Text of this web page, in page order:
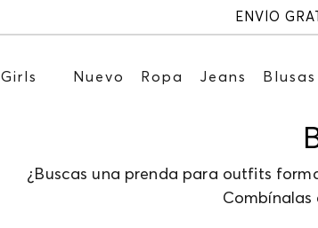
ENVÍO
Girls Nuevo Ropa Jeans Blusas
¿Buscas una prenda para outfits
Combínalas